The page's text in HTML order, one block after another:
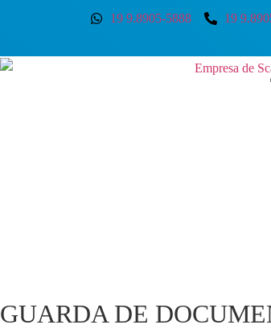
19 9.8905-5888 19
GUARDA DE